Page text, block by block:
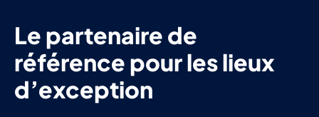
Le partenaire de
référence pour les lieux
d’exception